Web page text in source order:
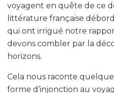
voyagent en quête de ce
littérature française
qui ont irrigué notre
devons combler par la
horizons.
Cela nous raconte
forme d’injonction au